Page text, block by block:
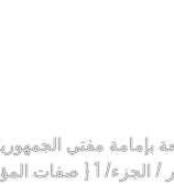
بإمامة مفتي
دروس وعبر / الجزء/